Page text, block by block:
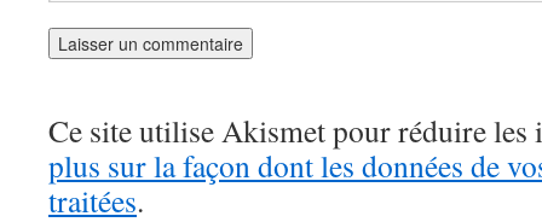
Ce site utilise Akismet pour réduire les
plus sur la façon dont les données de
traitées.